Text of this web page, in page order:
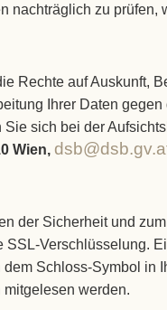
nachträglich zu
Rechte auf Auskunft,
Ihrer Daten
sich bei der
Wien,
der Sicherheit und
Verschlüsselung.
dem Schloss-Symbol
werden.